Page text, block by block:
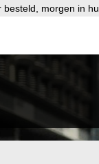
besteld, morgen in